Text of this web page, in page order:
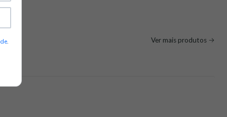
Ver mais produtos
.